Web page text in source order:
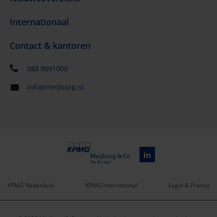
Internationaal
Contact & kantoren
088 9091000
info@meijburg.nl
Service
KPMG Nederland KPMG International Legal & Privacy